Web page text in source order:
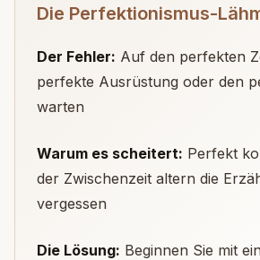
Die Perfektionismus-
Der Fehler: Auf den perfekten
perfekte Ausrüstung oder den
warten
Warum es scheitert: Perfekt
der Zwischenzeit altern die
vergessen
Die Lösung: Beginnen Sie mit